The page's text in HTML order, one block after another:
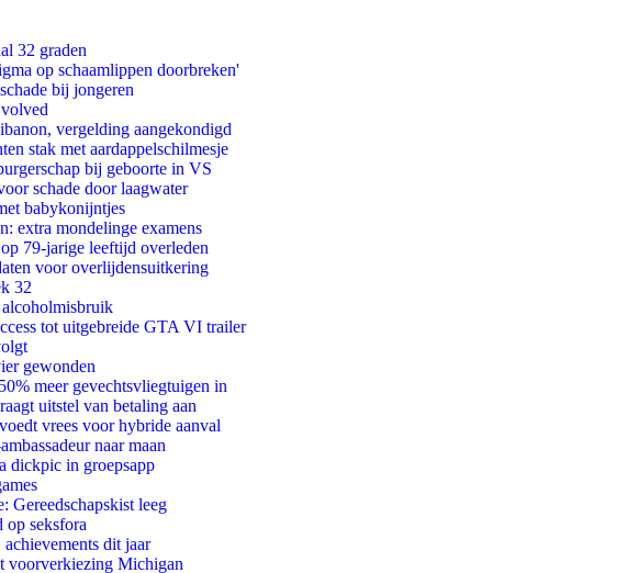
32 graden
op schaamlippen doorbreken'
bij jongeren
vergelding aangekondigd
stak met aardappelschilmesje
bij geboorte in VS
schade door laagwater
babykonijntjes
extra mondelinge examens
79-jarige leeftijd overleden
voor overlijdensuitkering
32
tot uitgebreide GTA VI trailer
gewonden
meer gevechtsvliegtuigen in
uitstel van betaling aan
vrees voor hybride aanval
naar maan
dickpic in groepsapp
Gereedschapskist leeg
op seksfora
dit jaar
voorverkiezing Michigan